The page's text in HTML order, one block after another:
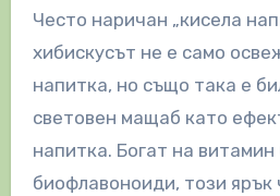
Често наричан „кисела
хибискусът не е само
напитка, но също така е
световен мащаб като
напитка. Богат на
биофлавоноиди, този ярък